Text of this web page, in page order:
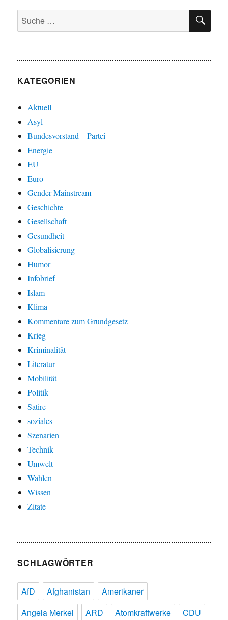
Suche
nach:
KATEGORIEN
Aktuell
Asyl
Bundesvorstand – Partei
Energie
EU
Euro
Gender Mainstream
Geschichte
Gesellschaft
Gesundheit
Globalisierung
Humor
Infobrief
Islam
Klima
Kommentare zum Grundgesetz
Krieg
Kriminalität
Literatur
Mobilität
Politik
Satire
soziales
Szenarien
Technik
Umwelt
Wahlen
Wissen
Zitate
SCHLAGWÖRTER
AfD Afghanistan
Amerikaner
Angela Merkel
ARD Atomkraftwerke
CDU